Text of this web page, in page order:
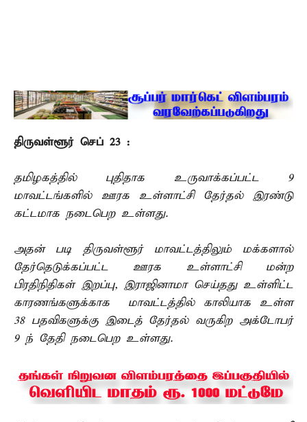
திருவள்ளூர் செப் 23 :
தமிழகத்தில் புதிதாக உருவாக்கப்பட்ட 9
மாவட்டங்களில் ஊரக உள்ளாட்சி தேர்தல் இரண்டு
கட்டமாக நடைபெற உள்ளது.
அதன் படி திருவள்ளூர் மாவட்டத்திலும் மக்களால்
தேர்தெடுக்கப்பட்ட ஊரக உள்ளாட்சி மன்ற
பிரதிநிதிகள் இறப்பு, இராஜினாமா செய்தது உள்ளிட்ட
காரணங்களுக்காக மாவட்டத்தில் காலியாக உள்ள
38 பதவிகளுக்கு இடைத் தேர்தல் வருகிற அக்டோபர்
9 ந் தேதி நடைபெற உள்ளது.